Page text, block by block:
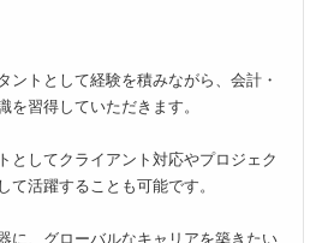
ントとして経験を積みながら、会計・
習得していただきます。
としてクライアント対応やプロジェク
て活躍することも可能です。
に、グローバルなキャリアを築きたい